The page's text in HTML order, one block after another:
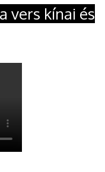
vers kínai és